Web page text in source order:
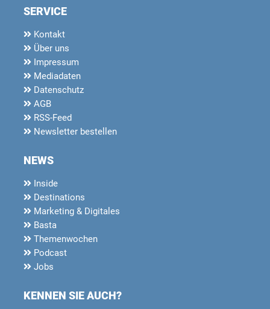
SERVICE
Kontakt
Über uns
Impressum
Mediadaten
Datenschutz
AGB
RSS-Feed
Newsletter bestellen
NEWS
Inside
Destinations
Marketing & Digitales
Basta
Themenwochen
Podcast
Jobs
KENNEN SIE AUCH?